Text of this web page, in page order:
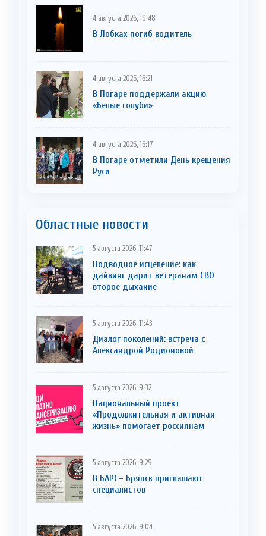
4 августа 2026, 19:48
В Лобках погиб водитель
4 августа 2026, 16:21
В Погаре поддержали акцию
«Белые голуби»
4 августа 2026, 16:17
В Погаре отметили День крещения
Руси
Областные новости
5 августа 2026, 11:47
Подводное исцеление: как
дайвинг дарит ветеранам СВО
второе дыхание
5 августа 2026, 11:43
Диалог поколений: встреча с
Александрой Родионовой
5 августа 2026, 9:32
Национальный проект
«Продолжительная и активная
жизнь» помогает россиянам
5 августа 2026, 9:29
В БАРС– Брянcк приглaшают
cпециaлистoв
5 августа 2026, 9:04